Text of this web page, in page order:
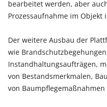
bearbeitet werden, aber
Prozessaufnahme im Objekt
Der weitere Ausbau der
wie
Instandhaltungsaufträgen,
von Bestandsmerkmalen,
von